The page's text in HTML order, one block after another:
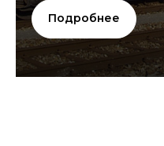
Подробнее